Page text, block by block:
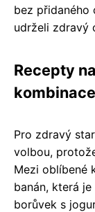
bez přidaného
udrželi zdravý
Recepty
Pro zdravý
volbou,
Mezi oblíbené
banán, která
borůvek s